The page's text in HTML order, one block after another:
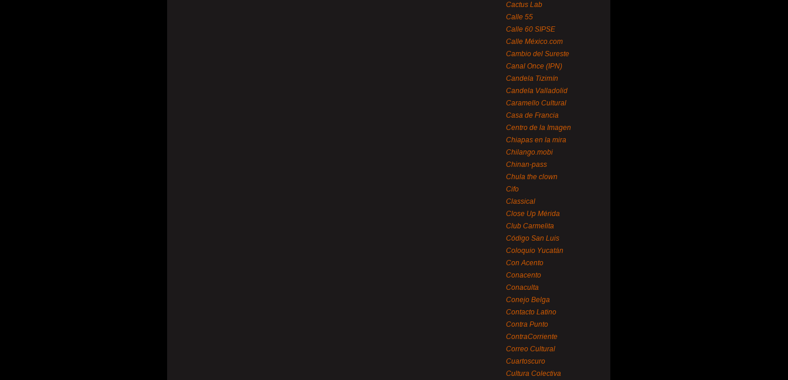
Cactus Lab
Calle 55
Calle 60 SIPSE
Calle México.com
Cambio del Sureste
Canal Once (IPN)
Candela Tizimín
Candela Valladolid
Caramello Cultural
Casa de Francia
Centro de la Imagen
Chiapas en la mira
Chilango.mobi
Chinan-pass
Chula the clown
Cifo
Classical
Close Up Mérida
Club Carmelita
Código San Luis
Coloquio Yucatán
Con Acento
Conacento
Conaculta
Conejo Belga
Contacto Latino
Contra Punto
ContraCorriente
Correo Cultural
Cuartoscuro
Cultura Colectiva